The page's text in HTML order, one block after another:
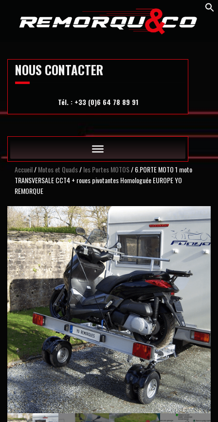
Accueil/Motos et Quads/les Portes MOTOS/ 6.PORTE MOTO 1 moto
TRANSVERSALE CCT4 + roues pivotantes Homologuée EUROPE YO
REMORQUE
NOUS CONTACTER
Tél. : +33 (0)6 64 78 89 91